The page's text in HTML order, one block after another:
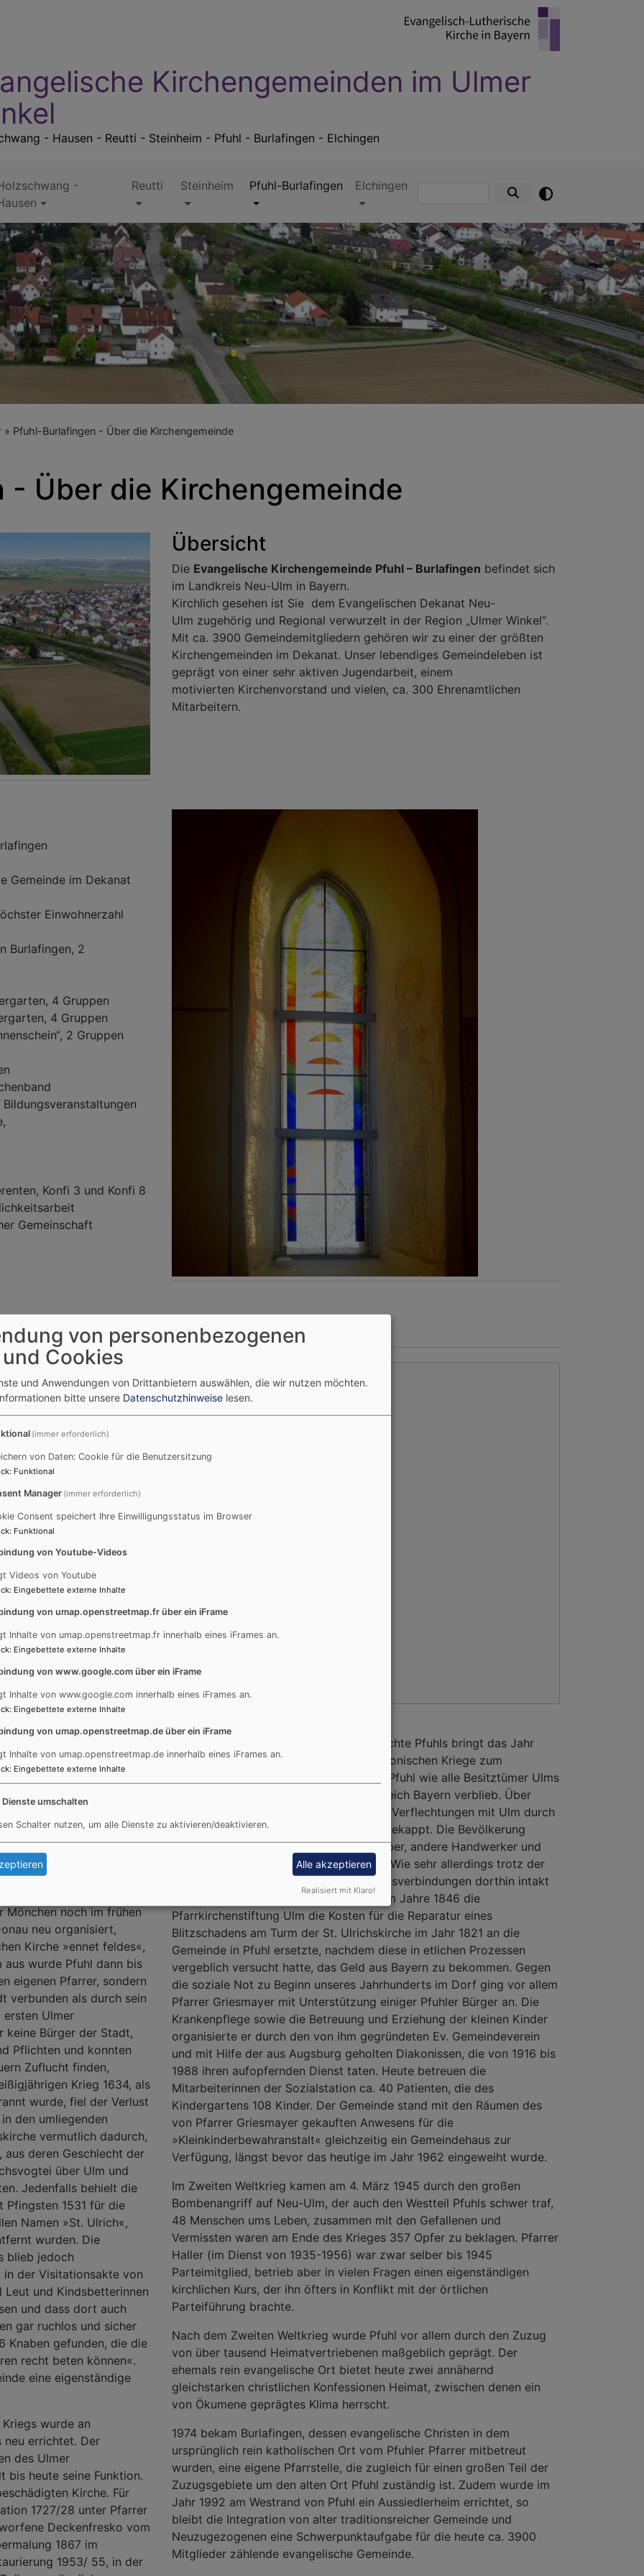
Kirchengemeinden im Ulmer
- Hausen - Reutti - Steinheim - Pfuhl - Burlafingen - Elchingen
-
Reutti Steinheim Pfuhl-Burlafingen ElchingenSuche
Pfuhl-Burlafingen - Über die Kirchengemeinde
- Über die Kirchengemeinde
Übersicht
Die Evangelische Kirchengemeinde Pfuhl – Burlafingen befindet sich
im Landkreis Neu-Ulm in Bayern.
Kirchlich gesehen ist Sie dem Evangelischen Dekanat Neu-
Ulm zugehörig und Regional verwurzelt in der Region „Ulmer Winkel“.
Mit ca. 3900 Gemeindemitgliedern gehören wir zu einer der größten
Kirchengemeinden im Dekanat. Unser lebendiges Gemeindeleben ist
geprägt von einer sehr aktiven Jugendarbeit, einem
motivierten Kirchenvorstand und vielen, ca. 300 Ehrenamtlichen
Mitarbeitern.
Gemeinde im Dekanat
Einwohnerzahl
Burlafingen, 2
4 Gruppen
4 Gruppen
2 Gruppen
Konfi 3 und Konfi 8
Gemeinschaft
Datenschutzeinstellungen verwalten
im 6/7 Jahrhundert
auch der Name
Die ältesten
der St,
Burghof liegt,
des Pfuhler
zum Aussterben der
nachgewiesen ist.
Mönchen noch im frühen
neu organisiert,
Kirche »ennet feldes«,
aus wurde Pfuhl dann bis
eigenen Pfarrer, sondern
verbunden als durch sein
ersten Ulmer
keine Bürger der Stadt,
Pflichten und konnten
Zuflucht finden,
Krieg 1634, als
wurde, fiel der Verlust
den umliegenden
vermutlich dadurch,
aus deren Geschlecht der
über Ulm und
Jedenfalls behielt die
Pfingsten 1531 für die
Namen »St. Ulrich«,
wurden. Die
blieb jedoch
in der Visitationsakte von
und Kindsbetterinnen
und dass dort auch
gar ruchlos und sicher
Knaben gefunden, die die
recht beten können«.
eine eigenständige
wurde an
neu errichtet. Der
des Ulmer
bis heute seine Funktion.
Kirche. Für
1727/28 unter Pfarrer
Deckenfresko vom
1867 im
1953/ 55, in der
Einen wichtigen Einschnitt in die Geschichte Pfuhls bringt das Jahr
1810, in dem Ulm im Gefolge der napoleonischen Kriege zum
Königreich Württemberg kam, während Pfuhl wie alle Besitztümer Ulms
rechts der Donau seit 1802 beim Königreich Bayern verblieb. Über
Nacht waren die engen wirtschaftlichen Verflechtungen mit Ulm durch
den Schlagbaum auf der Donaubrücke gekappt. Die Bevölkerung
Pfuhls war davon hart betroffen, da Weber, andere Handwerker und
viele Bauern für die Stadt produzierten. Wie sehr allerdings trotz der
politischen Trennung von Ulm alte Rechtsverbindungen dorthin intakt
blieben, zeigt die Tatsache, dass noch im Jahre 1846 die
Pfarrkirchenstiftung Ulm die Kosten für die Reparatur eines
Blitzschadens am Turm der St. Ulrichskirche im Jahr 1821 an die
Gemeinde in Pfuhl ersetzte, nachdem diese in etlichen Prozessen
vergeblich versucht hatte, das Geld aus Bayern zu bekommen. Gegen
die soziale Not zu Beginn unseres Jahrhunderts im Dorf ging vor allem
Pfarrer Griesmayer mit Unterstützung einiger Pfuhler Bürger an. Die
Krankenpflege sowie die Betreuung und Erziehung der kleinen Kinder
organisierte er durch den von ihm gegründeten Ev. Gemeindeverein
und mit Hilfe der aus Augsburg geholten Diakonissen, die von 1916 bis
1988 ihren aufopfernden Dienst taten. Heute betreuen die
Mitarbeiterinnen der Sozialstation ca. 40 Patienten, die des
Kindergartens 108 Kinder. Der Gemeinde stand mit den Räumen des
von Pfarrer Griesmayer gekauften Anwesens für die
»Kleinkinderbewahranstalt« gleichzeitig ein Gemeindehaus zur
Verfügung, längst bevor das heutige im Jahr 1962 eingeweiht wurde.
Im Zweiten Weltkrieg kamen am 4. März 1945 durch den großen
Bombenangriff auf Neu-Ulm, der auch den Westteil Pfuhls schwer traf,
48 Menschen ums Leben, zusammen mit den Gefallenen und
Vermissten waren am Ende des Krieges 357 Opfer zu beklagen. Pfarrer
Haller (im Dienst von 1935-1956) war zwar selber bis 1945
Parteimitglied, betrieb aber in vielen Fragen einen eigenständigen
kirchlichen Kurs, der ihn öfters in Konflikt mit der örtlichen
Parteiführung brachte.
Nach dem Zweiten Weltkrieg wurde Pfuhl vor allem durch den Zuzug
von über tausend Heimatvertriebenen maßgeblich geprägt. Der
ehemals rein evangelische Ort bietet heute zwei annähernd
gleichstarken christlichen Konfessionen Heimat, zwischen denen ein
von Ökumene geprägtes Klima herrscht.
1974 bekam Burlafingen, dessen evangelische Christen in dem
ursprünglich rein katholischen Ort vom Pfuhler Pfarrer mitbetreut
wurden, eine eigene Pfarrstelle, die zugleich für einen großen Teil der
Zuzugsgebiete um den alten Ort Pfuhl zuständig ist. Zudem wurde im
Jahr 1992 am Westrand von Pfuhl ein Aussiedlerheim errichtet, so
bleibt die Integration von alter traditionsreicher Gemeinde und
Neuzugezogenen eine Schwerpunktaufgabe für die heute ca. 3900
Mitglieder zählende evangelische Gemeinde.
von personenbezogenen
Cookies
und Anwendungen von Drittanbietern auswählen, die wir nutzen möchten.
bitte unsere Datenschutzhinweise lesen.
(immer erforderlich)
von Daten: Cookie für die Benutzersitzung
: Funktional
Manager (immer erforderlich)
Consent speichert Ihre Einwilligungsstatus im Browser
: Funktional
von Youtube-Videos
Videos von Youtube
: Eingebettete externe Inhalte
von umap.openstreetmap.fr über ein iFrame
Inhalte von umap.openstreetmap.fr innerhalb eines iFrames an.
: Eingebettete externe Inhalte
von www.google.com über ein iFrame
Inhalte von www.google.com innerhalb eines iFrames an.
: Eingebettete externe Inhalte
von umap.openstreetmap.de über ein iFrame
Inhalte von umap.openstreetmap.de innerhalb eines iFrames an.
: Eingebettete externe Inhalte
Dienste umschalten
Schalter nutzen, um alle Dienste zu aktivieren/deaktivieren.
Alle akzeptieren
Realisiert mit Klaro!